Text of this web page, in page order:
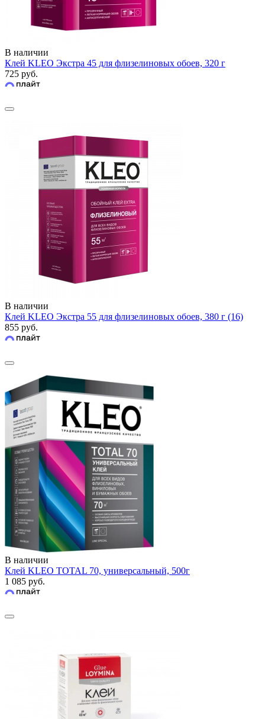
В наличии
Клей KLEO Экстра 45 для флизелиновых обоев, 320 г
725 руб.
В наличии
Клей KLEO Экстра 55 для флизелиновых обоев, 380 г (16)
855 руб.
В наличии
Клей KLEO TOTAL 70, универсальный, 500г
1 085 руб.